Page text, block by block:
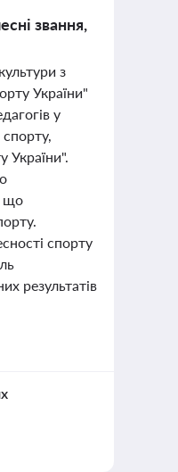
звання,
з
України"
у
України".
що
спорту
результатів